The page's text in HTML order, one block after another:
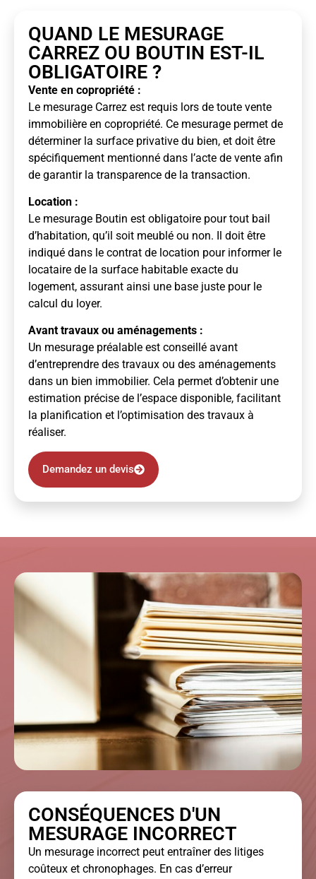
QUAND LE MESURAGE
CARREZ OU BOUTIN EST-IL
OBLIGATOIRE ?
Vente en copropriété :
Le mesurage Carrez est requis lors de toute vente
immobilière en copropriété. Ce mesurage permet de
déterminer la surface privative du bien, et doit être
spécifiquement mentionné dans l’acte de vente afin
de garantir la transparence de la transaction.
Location :
Le mesurage Boutin est obligatoire pour tout bail
d’habitation, qu’il soit meublé ou non. Il doit être
indiqué dans le contrat de location pour informer le
locataire de la surface habitable exacte du
logement, assurant ainsi une base juste pour le
calcul du loyer.
Avant travaux ou aménagements :
Un mesurage préalable est conseillé avant
d’entreprendre des travaux ou des aménagements
dans un bien immobilier. Cela permet d’obtenir une
estimation précise de l’espace disponible, facilitant
la planification et l’optimisation des travaux à
réaliser.
Demandez un devis
CONSÉQUENCES D'UN
MESURAGE INCORRECT
Un mesurage incorrect peut entraîner des litiges
coûteux et chronophages. En cas d’erreur